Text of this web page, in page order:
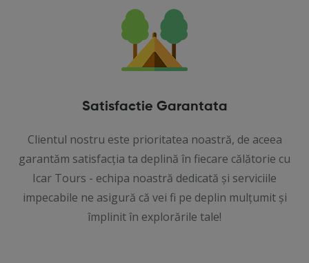
Satisfactie Garantata
Clientul nostru este prioritatea noastră, de aceea
garantăm satisfacția ta deplină în fiecare călătorie cu
Icar Tours - echipa noastră dedicată și serviciile
impecabile ne asigură că vei fi pe deplin mulțumit și
împlinit în explorările tale!